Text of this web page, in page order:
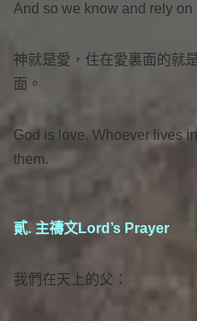
And so we know and rely on
神就是愛，住在愛裏面的就
面。
God is love. Whoever lives
them.
貳. 主禱文Lord’s Prayer
我們在天上的父：